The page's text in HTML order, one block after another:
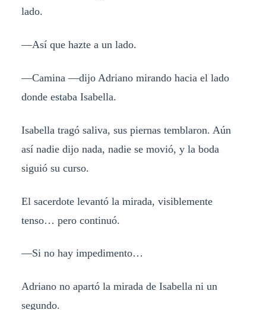
lado.
—Así que hazte a un lado.
—Camina —dijo Adriano mirando hacia el lado
donde estaba Isabella.
Isabella tragó saliva, sus piernas temblaron. Aún
así nadie dijo nada, nadie se movió, y la boda
siguió su curso.
El sacerdote levantó la mirada, visiblemente
tenso… pero continuó.
—Si no hay impedimento…
Adriano no apartó la mirada de Isabella ni un
segundo.